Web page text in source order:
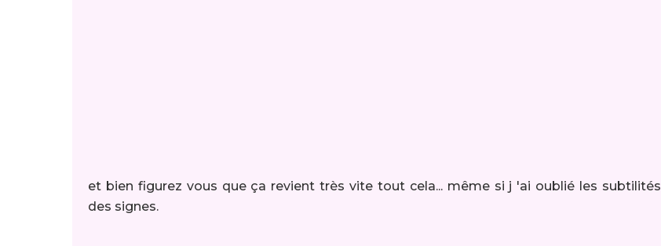
et bien figurez vous que ça revient très vite tout cela... même si j 'ai oublié les subtilités
des signes.